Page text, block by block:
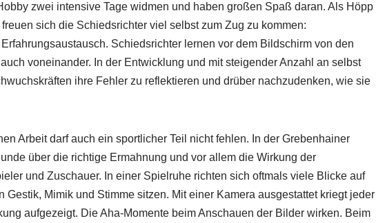
zwei intensive Tage widmen und haben großen Spaß daran. Als Höpp
sich die Schiedsrichter viel selbst zum Zug zu kommen:
Schiedsrichter lernen vor dem Bildschirm von den
voneinander. In der Entwicklung und mit steigender Anzahl an selbst
ihre Fehler zu reflektieren und drüber nachzudenken, wie sie
Arbeit darf auch ein sportlicher Teil nicht fehlen. In der Grebenhainer
über die richtige Ermahnung und vor allem die Wirkung der
und Zuschauer. In einer Spielruhe richten sich oftmals viele Blicke auf
Gestik, Mimik und Stimme sitzen. Mit einer Kamera ausgestattet kriegt jeder
aufgezeigt. Die Aha-Momente beim Anschauen der Bilder wirken. Beim